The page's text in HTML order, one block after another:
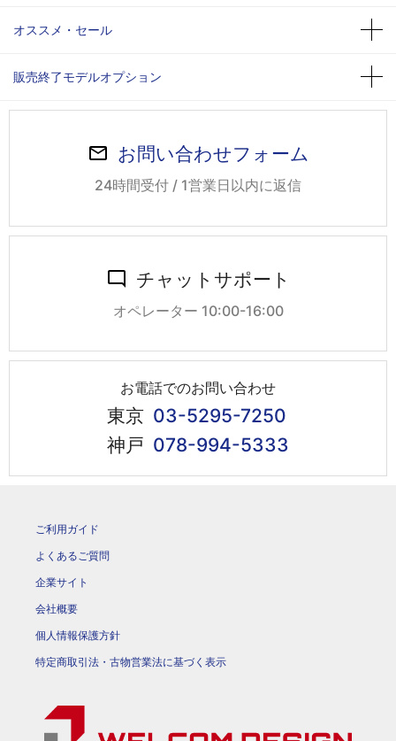
オススメ・セール
販売終了モデルオプション
お問い合わせフォーム
24時間受付 / 1営業日以内に返信
チャットサポート
オペレーター 10:00-16:00
お電話でのお問い合わせ
東京 03-5295-7250
神戸 078-994-5333
ご利用ガイド
よくあるご質問
企業サイト
会社概要
個人情報保護方針
特定商取引法・古物営業法に基づく表示